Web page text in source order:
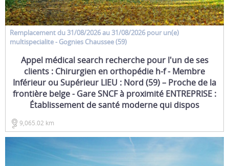
Remplacement du 31/08/2026 au 31/08/2026 pour un(e)
multispecialite- Gognies Chaussee (59)
Appel médical search recherche pour l'un de ses
clients : Chirurgien en orthopédie h-f - Membre
Inférieur ou Supérieur LIEU : Nord (59) – Proche de la
frontière belge - Gare SNCF à proximité ENTREPRISE :
Établissement de santé moderne qui dispos
9,065.02 km